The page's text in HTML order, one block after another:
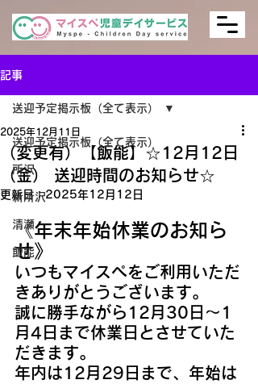
記事
送迎予定掲示板（全て表示）
所沢
新所沢
清瀬
飯能
送迎予定掲示板（全て表示）
（変更有）【飯能】☆12月12日
（金） 送迎時間のお知らせ☆
2025年12月11日
更新日：2025年12月12日
《年末年始休業のお知ら
せ》
いつもマイスぺをご利用いただ
きありがとうございます。
誠に勝手ながら12月30日～1
月4日まで休業日とさせていた
だきます。
年内は12月29日まで、年始は